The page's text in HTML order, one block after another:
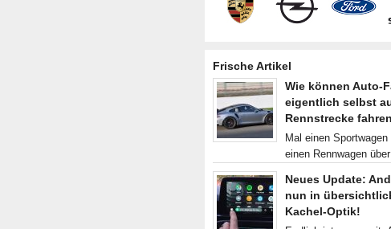
Frische Artikel
Wie können Auto-
eigentlich selbst
Rennstrecke
Mal einen Sportwagen
einen Rennwagen
Neues Update:
nun in
Kachel-Optik!